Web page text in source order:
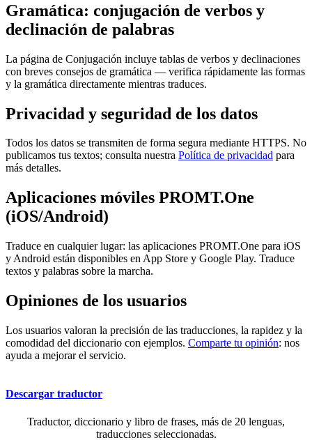
Gramática: conjugación de verbos y
declinación de palabras
La página de Conjugación incluye tablas de verbos y declinaciones
con breves consejos de gramática — verifica rápidamente las formas
y la gramática directamente mientras traduces.
Privacidad y seguridad de los datos
Todos los datos se transmiten de forma segura mediante HTTPS. No
publicamos tus textos; consulta nuestra Política de privacidad para
más detalles.
Aplicaciones móviles PROMT.One
(iOS/Android)
Traduce en cualquier lugar: las aplicaciones PROMT.One para iOS
y Android están disponibles en App Store y Google Play. Traduce
textos y palabras sobre la marcha.
Opiniones de los usuarios
Los usuarios valoran la precisión de las traducciones, la rapidez y la
comodidad del diccionario con ejemplos. Comparte tu opinión: nos
ayuda a mejorar el servicio.
Descargar traductor
Traductor, diccionario y libro de frases, más de 20 lenguas,
traducciones seleccionadas.